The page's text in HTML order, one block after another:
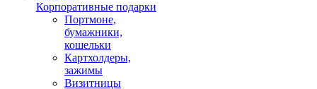
Корпоративные подарки
Портмоне,
бумажники,
кошельки
Картхолдеры,
зажимы
Визитницы